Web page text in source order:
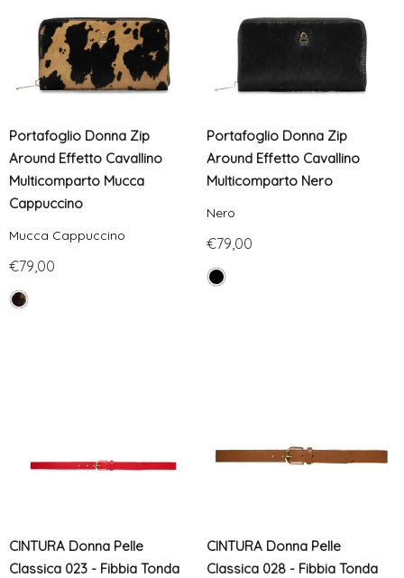
Portafoglio Donna Zip
Around Effetto Cavallino
Multicomparto Mucca
Cappuccino
Mucca Cappuccino
€79,00
Portafoglio Donna Zip
Around Effetto Cavallino
Multicomparto Nero
Nero
€79,00
CINTURA Donna Pelle
Classica 023 - Fibbia Tonda
CINTURA Donna Pelle
Classica 028 - Fibbia Tonda